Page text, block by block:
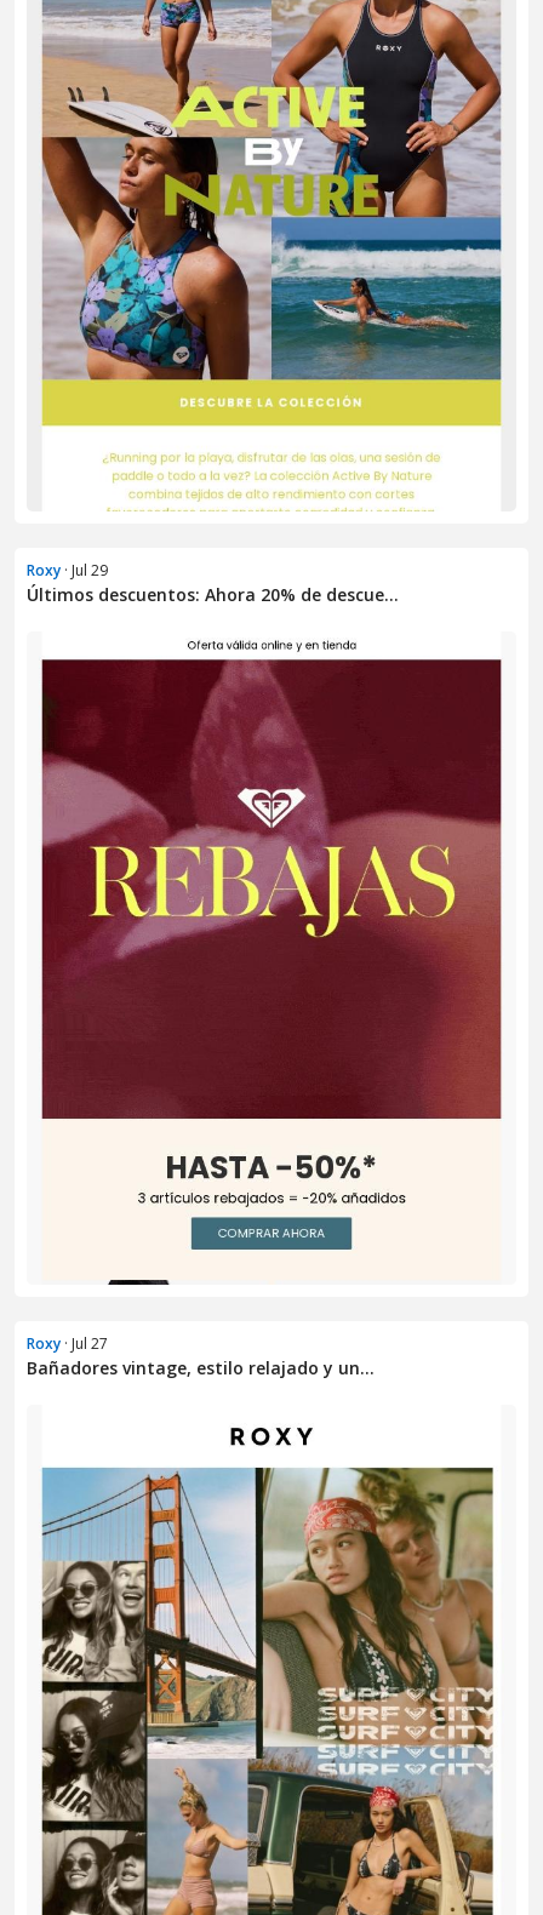
Roxy · Jul 29
Últimos descuentos: Ahora 20% de descue...
Roxy · Jul 27
Bañadores vintage, estilo relajado y un...